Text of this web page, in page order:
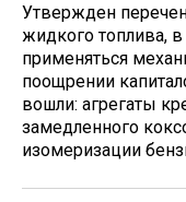
Утвержден
жидкого топлива,
применяться
поощрении
вошли: агрегаты
замедленного
изомеризации